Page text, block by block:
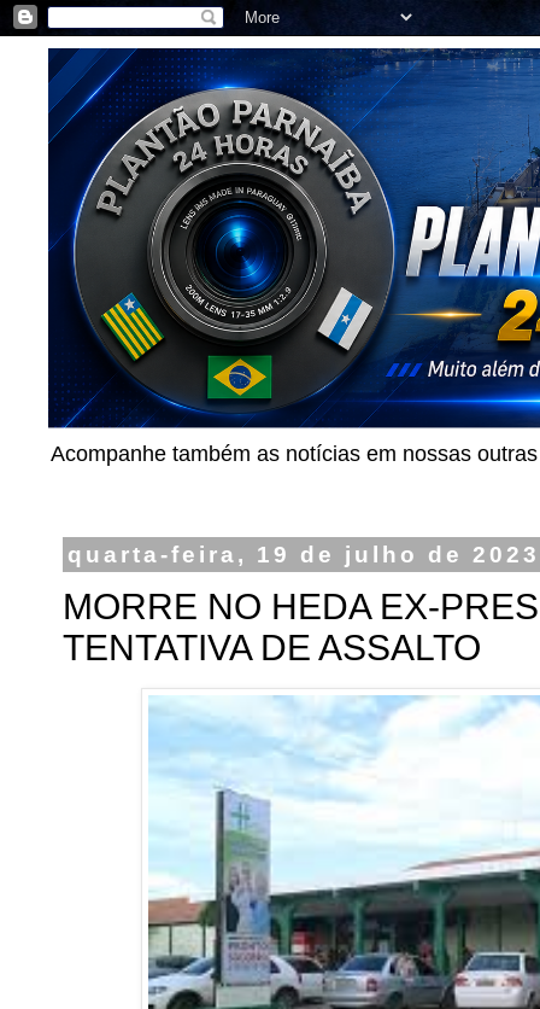
Acompanhe também as notícias em nossas
quarta-feira, 19 de julho de 2023
MORRE NO HEDA EX-
TENTATIVA DE ASSALTO